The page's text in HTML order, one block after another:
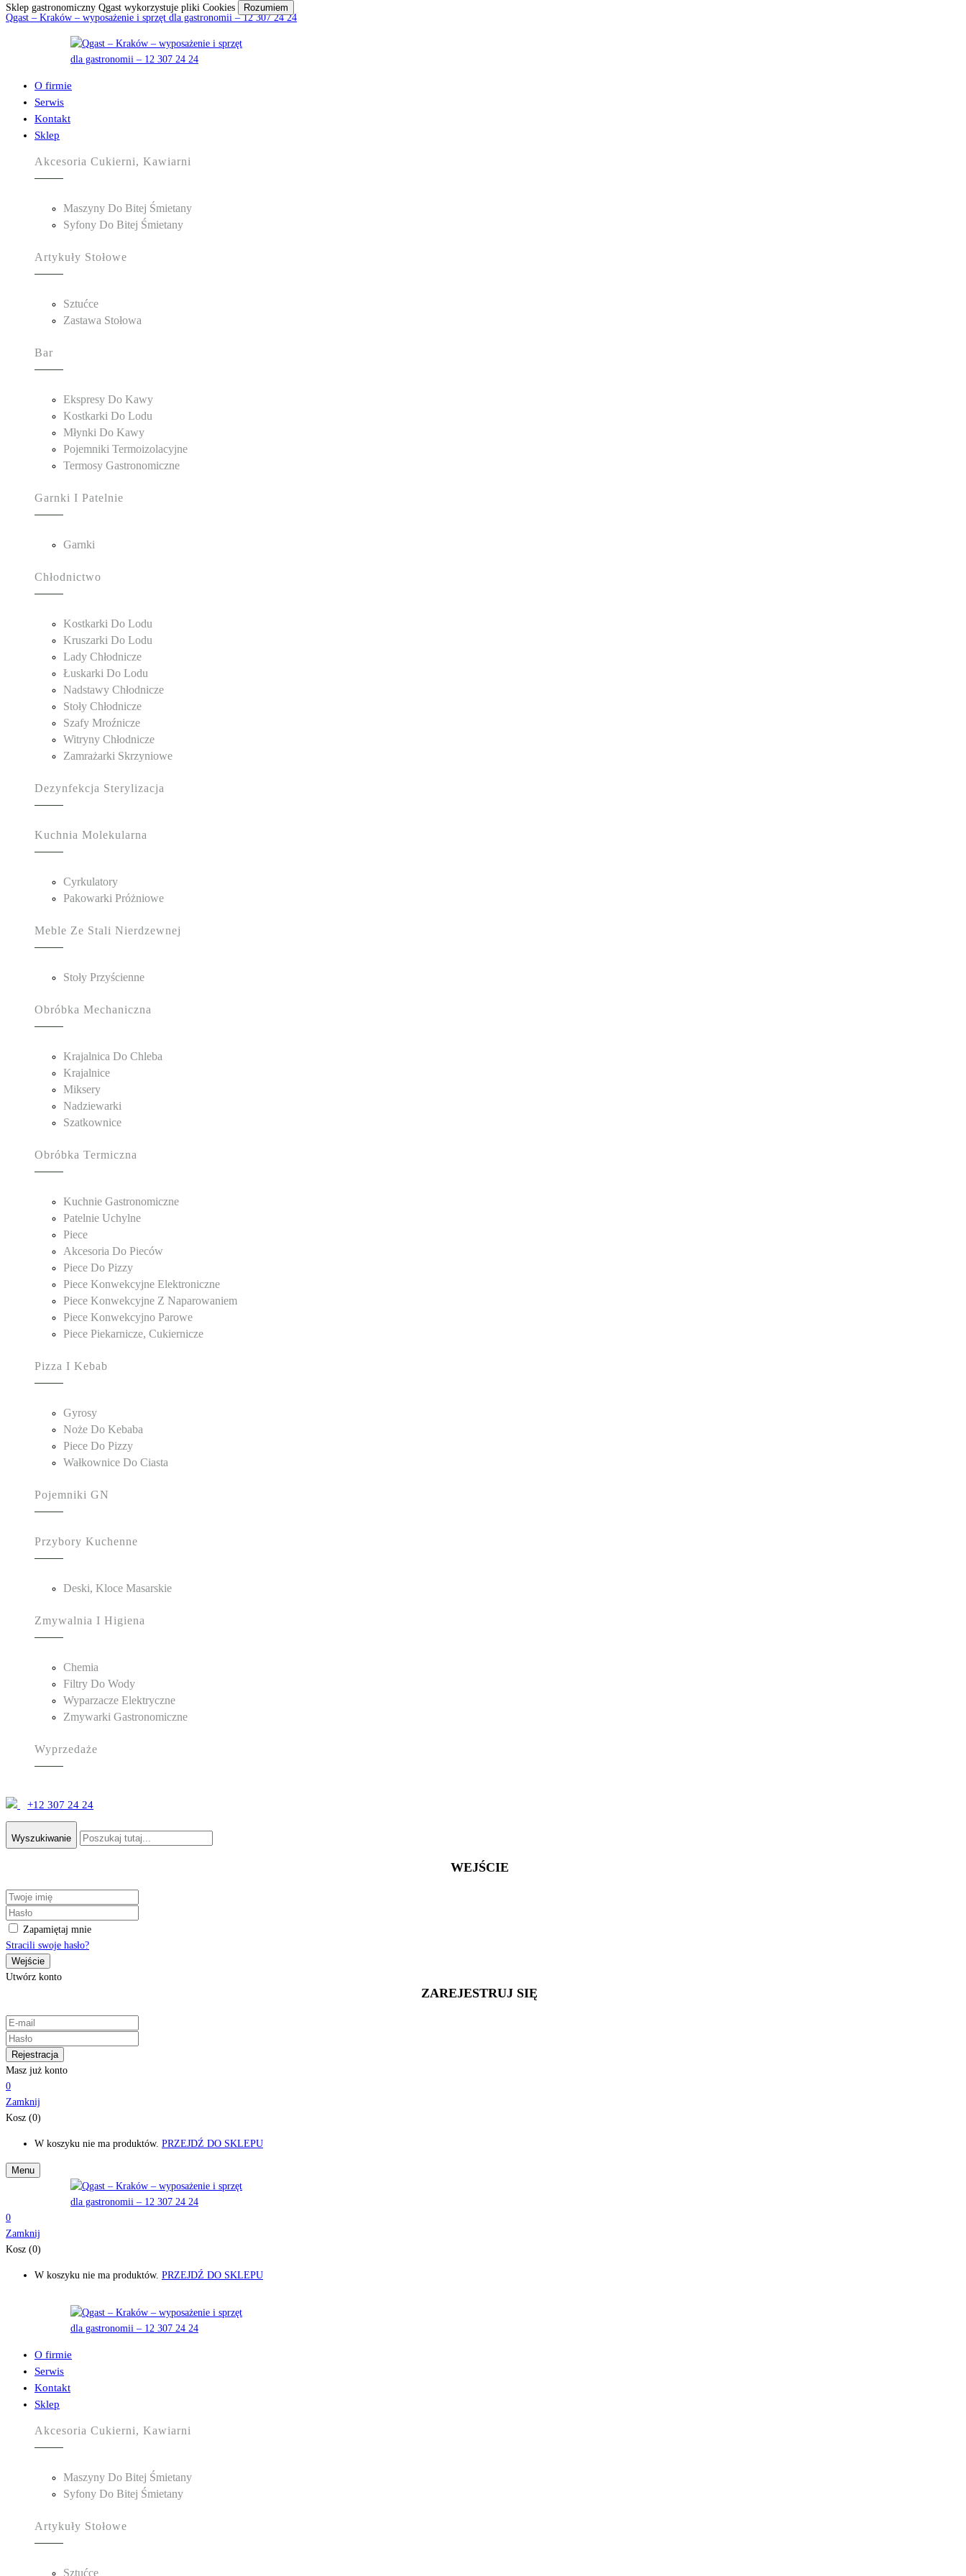
Qgast – Kraków – wyposażenie i sprzęt dla gastronomii – 12 307 24 24
O firmie
Serwis
Kontakt
Sklep
Akcesoria Cukierni, Kawiarni
Maszyny Do Bitej Śmietany
Syfony Do Bitej Śmietany
Artykuły Stołowe
Sztućce
Zastawa Stołowa
Bar
Ekspresy Do Kawy
Kostkarki Do Lodu
Młynki Do Kawy
Pojemniki Termoizolacyjne
Termosy Gastronomiczne
Garnki I Patelnie
Garnki
Chłodnictwo
Kostkarki Do Lodu
Kruszarki Do Lodu
Lady Chłodnicze
Łuskarki Do Lodu
Nadstawy Chłodnicze
Stoły Chłodnicze
Szafy Mroźnicze
Witryny Chłodnicze
Zamrażarki Skrzyniowe
Dezynfekcja Sterylizacja
Kuchnia Molekularna
Cyrkulatory
Pakowarki Próżniowe
Meble Ze Stali Nierdzewnej
Stoły Przyścienne
Obróbka Mechaniczna
Krajalnica Do Chleba
Krajalnice
Miksery
Nadziewarki
Szatkownice
Obróbka Termiczna
Kuchnie Gastronomiczne
Patelnie Uchylne
Piece
Akcesoria Do Pieców
Piece Do Pizzy
Piece Konwekcyjne Elektroniczne
Piece Konwekcyjne Z Naparowaniem
Piece Konwekcyjno Parowe
Piece Piekarnicze, Cukiernicze
Pizza I Kebab
Gyrosy
Noże Do Kebaba
Piece Do Pizzy
Wałkownice Do Ciasta
Pojemniki GN
Przybory Kuchenne
Deski, Kloce Masarskie
Zmywalnia I Higiena
Chemia
Filtry Do Wody
Wyparzacze Elektryczne
Zmywarki Gastronomiczne
Wyprzedaże
+12 307 24 24
Wyszukiwanie
WEJŚCIE
Zapamiętaj mnie
Stracili swoje hasło?
Utwórz konto
ZAREJESTRUJ SIĘ
Masz już konto
0
Zamknij
Kosz (0)
W koszyku nie ma produktów. PRZEJDŹ DO SKLEPU
Menu
0
Zamknij
Kosz (0)
W koszyku nie ma produktów. PRZEJDŹ DO SKLEPU
O firmie
Serwis
Kontakt
Sklep
Akcesoria Cukierni, Kawiarni
Maszyny Do Bitej Śmietany
Syfony Do Bitej Śmietany
Artykuły Stołowe
Sztućce
Sklep gastronomiczny Qgast wykorzystuje pliki Cookies Rozumiem